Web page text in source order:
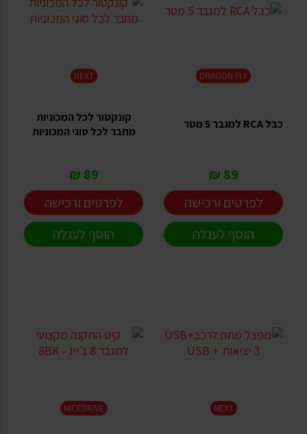
DRAGON FLY
כבל RCA למגבר 5 מטר
89 ₪
לפרטים ורכישה
הוסף לעגלה
NEXT
קונקטור לכל המכוניות
מחבר לכל סוגי המכוניות
89 ₪
לפרטים ורכישה
הוסף לעגלה
NEXT
NICEDRIVE